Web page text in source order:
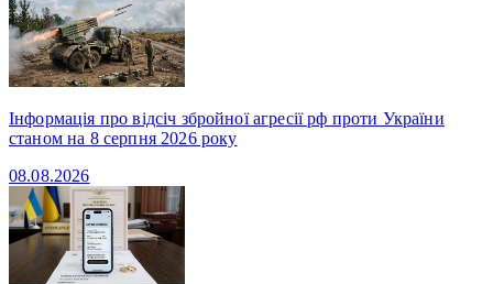
Інформація про відсіч збройної агресії рф проти України
станом на 8 серпня 2026 року
08.08.2026